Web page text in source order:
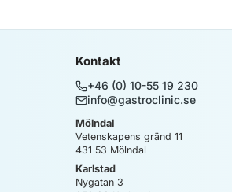
Kontakt
+46 (0) 10-55 19 230
info@gastroclinic.se
Mölndal
Vetenskapens gränd 11
431 53 Mölndal
Karlstad
Nygatan 3